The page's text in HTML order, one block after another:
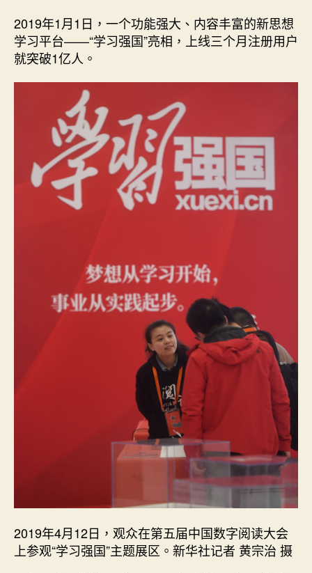
2019年1月1日，一个功能强大、内容丰富的新思想
学习平台——“学习强国”亮相，上线三个月注册用户
就突破1亿人。
2019年4月12日，观众在第五届中国数字阅读大会
上参观“学习强国”主题展区。新华社记者 黄宗治 摄